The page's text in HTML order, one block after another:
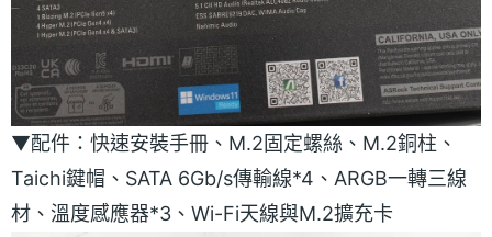
▼配件：快速安裝手冊、M.2固定螺絲、M.2銅柱、
Taichi鍵帽、SATA 6Gb/s傳輸線*4、ARGB一轉三線
材、溫度感應器*3、Wi-Fi天線與M.2擴充卡